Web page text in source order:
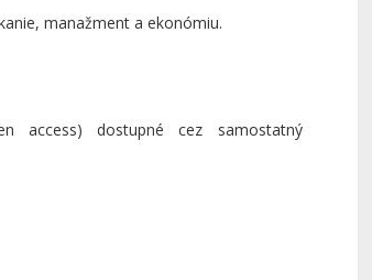
manažment a ekonómiu.
access) dostupné cez samostatný